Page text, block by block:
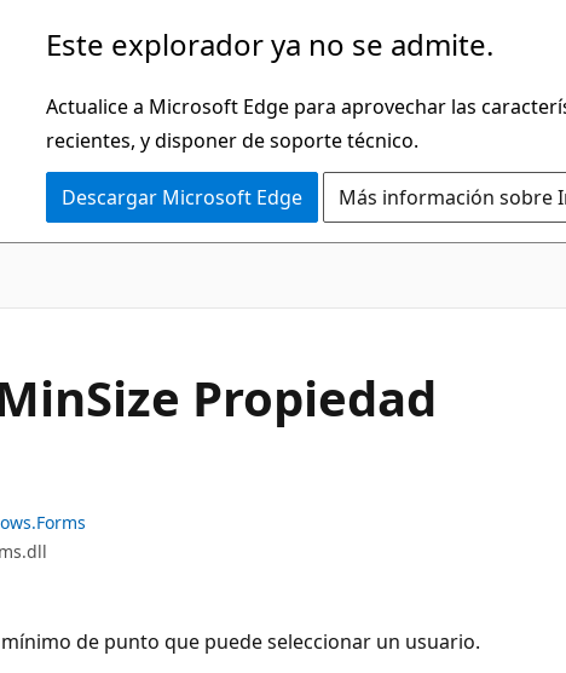
Este explorador ya no se admite.
Actualice a Microsoft Edge para aprovechar las
recientes, y disponer de soporte técnico.
Descargar Microsoft Edge Más información sobre
Size Propiedad
de punto que puede seleccionar un usuario.